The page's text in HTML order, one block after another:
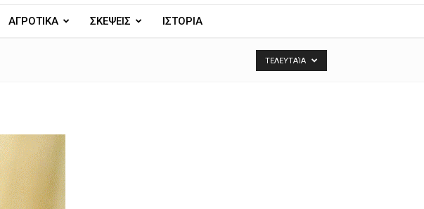
ΑΓΡΟΤΙΚΑ ΣΚΕΨΕΙΣ ΙΣΤΟΡΙΑ
ΤΕΛΕΥΤΑΊΑ